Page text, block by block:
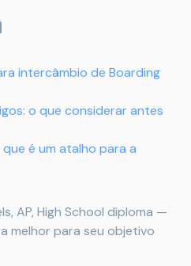
intercâmbio de Boarding
o que considerar antes
é um atalho para a
AP, High School diploma —
melhor para seu objetivo